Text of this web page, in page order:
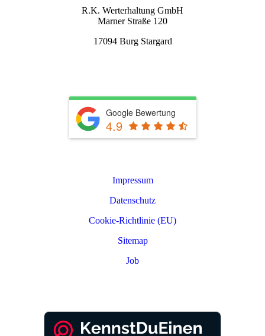
R.K. Werterhaltung GmbH
Marner Straße 120
17094 Burg Stargard
Google Bewertung
4.9
Impressum
Datenschutz
Cookie-Richtlinie (EU)
Sitemap
Job